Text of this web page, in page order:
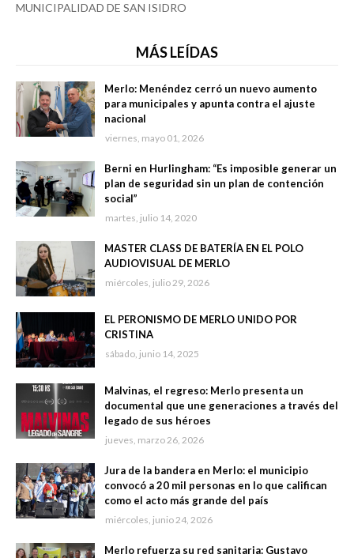
MUNICIPALIDAD DE SAN ISIDRO
MÁS LEÍDAS
Merlo: Menéndez cerró un nuevo aumento
para municipales y apunta contra el ajuste
nacional
viernes, mayo 01, 2026
Berni en Hurlingham: “Es imposible generar un
plan de seguridad sin un plan de contención
social”
martes, julio 14, 2020
MASTER CLASS DE BATERÍA EN EL POLO
AUDIOVISUAL DE MERLO
miércoles, julio 29, 2026
EL PERONISMO DE MERLO UNIDO POR
CRISTINA
sábado, junio 14, 2025
Malvinas, el regreso: Merlo presenta un
documental que une generaciones a través del
legado de sus héroes
jueves, marzo 26, 2026
Jura de la bandera en Merlo: el municipio
convocó a 20 mil personas en lo que califican
como el acto más grande del país
miércoles, junio 24, 2026
Merlo refuerza su red sanitaria: Gustavo